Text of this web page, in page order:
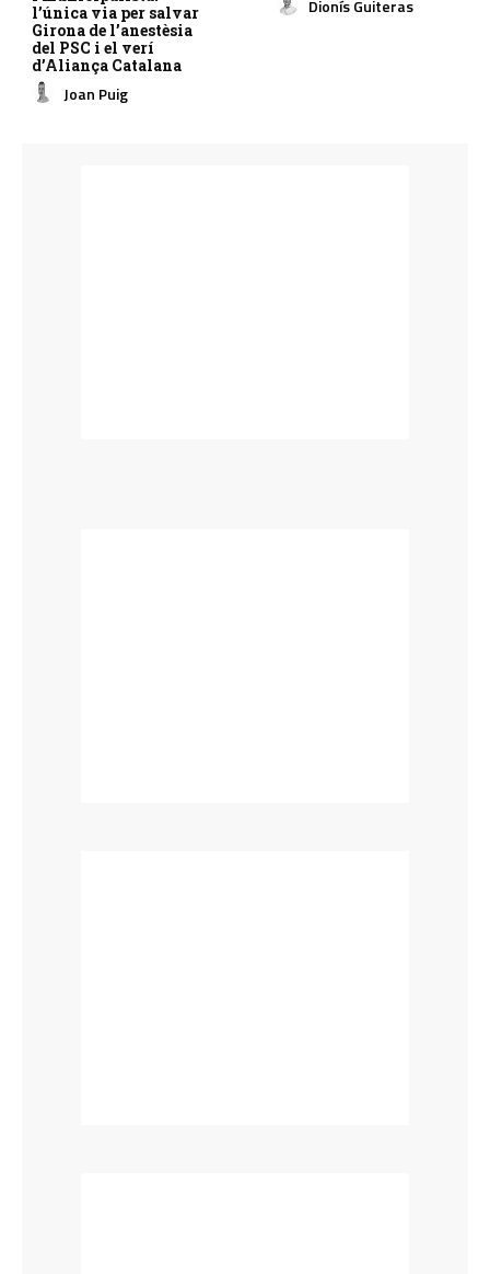
l’única via per salvar
Girona de l’anestèsia
del PSC i el verí
d’Aliança Catalana
Joan Puig
Dionís Guiteras